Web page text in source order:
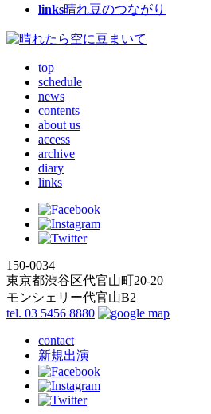
links晴れ豆のつながり
top
schedule
news
contents
about us
access
archive
diary
links
150-0034
東京都渋谷区代官山町20-20
モンシェリー代官山B2
tel. 03 5456 8880
contact
新規出演